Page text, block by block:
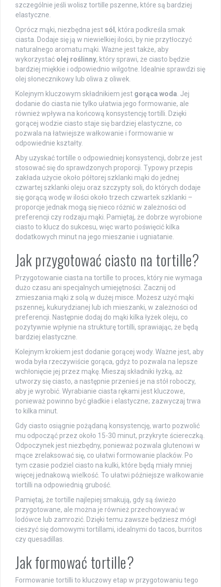
szczególnie jeśli wolisz tortille pszenne, które są bardziej
elastyczne.
Oprócz mąki, niezbędna jest sól , która podkreśla smak
ciasta. Dodaje się ją w niewielkiej ilości, by nie przytłoczyć
naturalnego aromatu mąki. Ważne jest także, aby
wykorzystać olej roślinny, który sprawi, że ciasto będzie
bardziej miękkie i odpowiednio wilgotne. Idealnie sprawdzi się
olej słonecznikowy lub oliwa z oliwek.
Kolejnym kluczowym składnikiem jest gorąca woda . Jej
dodanie do ciasta nie tylko ułatwia jego formowanie, ale
również wpływa na końcową konsystencję tortilli. Dzięki
gorącej wodzie ciasto staje się bardziej elastyczne, co
pozwala na łatwiejsze wałkowanie i formowanie w
odpowiednie kształty.
Aby uzyskać tortille o odpowiedniej konsystencji, dobrze jest
stosować się do sprawdzonych proporcji. Typowy przepis
zakłada użycie około półtorej szklanki mąki do jednej
czwartej szklanki oleju oraz szczypty soli, do których dodaje
się gorącą wodę w ilości około trzech czwartek szklanki –
proporcje jednak mogą się nieco różnić w zależności od
preferencji czy rodzaju mąki. Pamiętaj, że dobrze wyrobione
ciasto to klucz do sukcesu, więc warto poświęcić kilka
dodatkowych minut na jego mieszanie i ugniatanie.
Jak przygotować ciasto na tortille?
Przygotowanie ciasta na tortille to proces, który nie wymaga
dużo czasu ani specjalnych umiejętności. Zacznij od
zmieszania mąki z solą w dużej misce. Możesz użyć mąki
pszennej, kukurydzianej lub ich mieszanki, w zależności od
preferencji. Następnie dodaj do mąki kilka łyżek oleju, co
pozytywnie wpłynie na strukturę tortilli, sprawiając, że będą
bardziej elastyczne.
Kolejnym krokiem jest dodanie gorącej wody. Ważne jest, aby
woda była rzeczywiście gorąca, gdyż to pozwala na lepsze
wchłonięcie jej przez mąkę. Mieszaj składniki łyżką, aż
utworzy się ciasto, a następnie przenieś je na stół roboczy,
aby je wyrobić. Wyrabianie ciasta rękami jest kluczowe,
ponieważ powinno być gładkie i elastyczne; zazwyczaj trwa
to kilka minut.
Gdy ciasto osiągnie pożądaną konsystencję, warto pozwolić
mu odpocząć przez około 15-30 minut, przykryte ściereczką.
Odpoczynek jest niezbędny, ponieważ pozwala glutenowi w
mące zrelaksować się, co ułatwi formowanie placków. Po
tym czasie podziel ciasto na kulki, które będą miały mniej
więcej jednakową wielkość. To ułatwi późniejsze wałkowanie
tortilli na odpowiednią grubość.
Pamiętaj, że tortille najlepiej smakują, gdy są świeżo
przygotowane, ale można je również przechowywać w
lodówce lub zamrozić. Dzięki temu zawsze będziesz mógł
cieszyć się domowymi tortillami, idealnymi do tacos, burritos
czy quesadillas.
Jak formować tortille?
Formowanie tortilli to kluczowy etap w przygotowaniu tego